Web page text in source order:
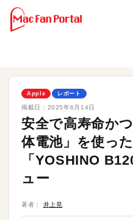
Apple レポート
掲載日： 2025年6月14日
安全で高寿命か
体電池」を使っ
「YOSHINO
ュー
著者： 井上晃